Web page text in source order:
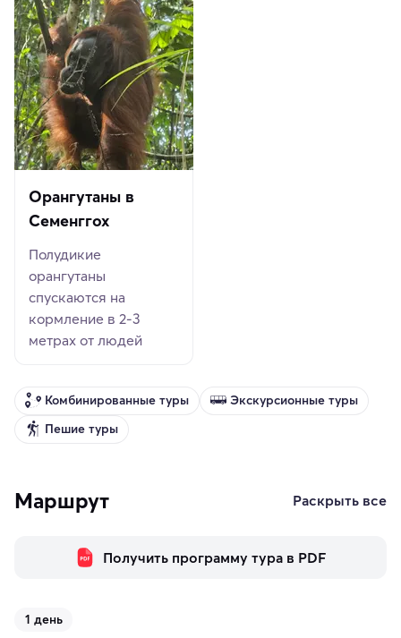
Орангутаны в
Семенггох
Полудикие
орангутаны
спускаются на
кормление в 2-3
метрах от людей
Комбинированные туры
Экскурсионные туры
Пешие туры
Маршрут Раскрыть все
Получить программу тура в PDF
1 день